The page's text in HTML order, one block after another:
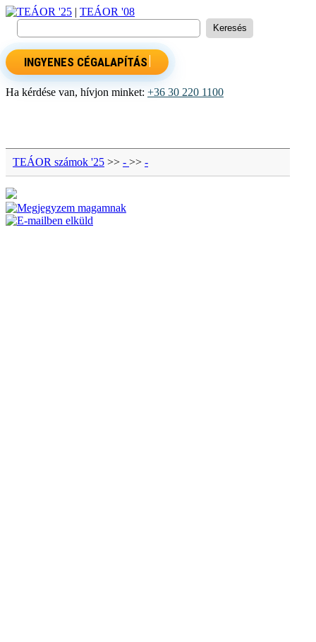
TEÁOR '25 | TEÁOR '08
INGYENES CÉGALAPÍTÁS
Ha kérdése van, hívjon minket: +36 30 220 1100
TEÁOR számok '25 >> - >> -